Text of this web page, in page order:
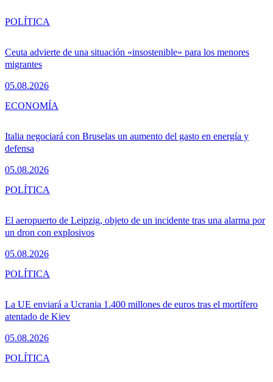
Ceuta advierte de una situación «insostenible» para los menores
migrantes
05.08.2026
POLÍTICA
Italia negociará con Bruselas un aumento del gasto en energía y
defensa
05.08.2026
ECONOMÍA
El aeropuerto de Leipzig, objeto de un incidente tras una alarma por
un dron con explosivos
05.08.2026
POLÍTICA
La UE enviará a Ucrania 1.400 millones de euros tras el mortífero
atentado de Kiev
05.08.2026
POLÍTICA
POLÍTICA